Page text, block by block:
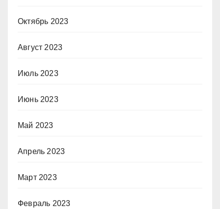
Октябрь 2023
Август 2023
Июль 2023
Июнь 2023
Май 2023
Апрель 2023
Март 2023
Февраль 2023